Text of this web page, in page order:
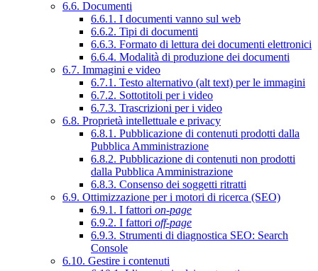
6.6. Documenti
6.6.1. I documenti vanno sul web
6.6.2. Tipi di documenti
6.6.3. Formato di lettura dei documenti elettronici
6.6.4. Modalità di produzione dei documenti
6.7. Immagini e video
6.7.1. Testo alternativo (alt text) per le immagini
6.7.2. Sottotitoli per i video
6.7.3. Trascrizioni per i video
6.8. Proprietà intellettuale e privacy
6.8.1. Pubblicazione di contenuti prodotti dalla
Pubblica Amministrazione
6.8.2. Pubblicazione di contenuti non prodotti
dalla Pubblica Amministrazione
6.8.3. Consenso dei soggetti ritratti
6.9. Ottimizzazione per i motori di ricerca (SEO)
6.9.1. I fattori on-page
6.9.2. I fattori off-page
6.9.3. Strumenti di diagnostica SEO: Search
Console
6.10. Gestire i contenuti